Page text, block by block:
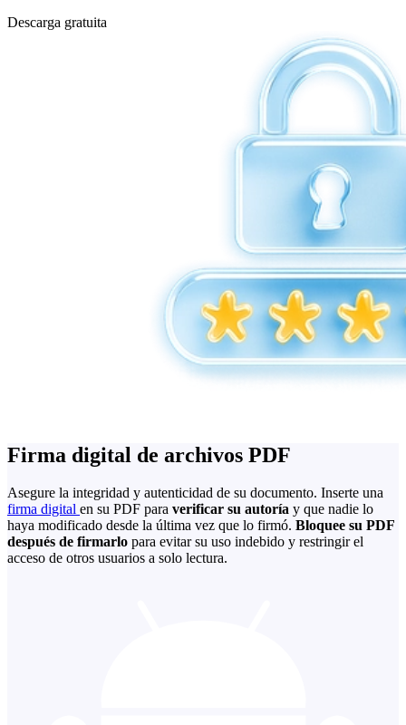
Descarga gratuita
Firma digital de archivos PDF
Asegure la integridad y autenticidad de su documento. Inserte una
firma digital en su PDF para verificar su autoría y que nadie lo
haya modificado desde la última vez que lo firmó. Bloquee su PDF
después de firmarlo para evitar su uso indebido y restringir el
acceso de otros usuarios a solo lectura.